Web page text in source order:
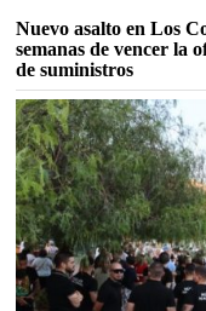
Nuevo asalto en Los
semanas de vencer la
de suministros